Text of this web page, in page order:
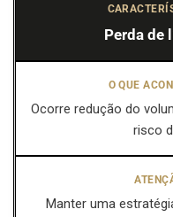
Perda de
Ocorre redução do
risco
Manter uma